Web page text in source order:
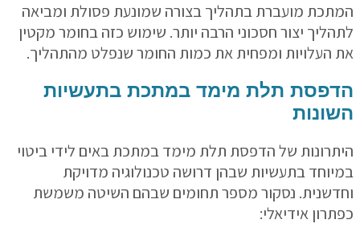
מועברת בתהליך בצורה שמונעת פסולת ומביאה
יצור חסכוני הרבה יותר. שימוש כזה בחומר מקטין
ומפחית את כמות החומר שנפלט מהתהליך.
תלת מימד במתכת בתעשיות
של הדפסת תלת מימד במתכת באים לידי ביטוי
בתעשיות שבהן דרושה טכנולוגיה מדויקת
נסקור מספר תחומים שבהם השיטה משמשת
אידיאלי: